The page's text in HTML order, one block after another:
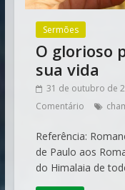
Sermões
O glorioso
sua vida
31 de outubro de
Comentário
Referência:
de Paulo aos
do Himalaia de